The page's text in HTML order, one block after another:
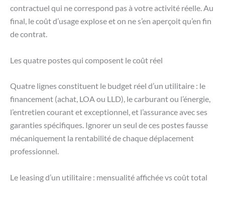
contractuel qui ne correspond pas à votre activité réelle. Au
final, le coût d’usage explose et on ne s’en aperçoit qu’en fin
de contrat.
Les quatre postes qui composent le coût réel
Quatre lignes constituent le budget réel d’un utilitaire : le
financement (achat, LOA ou LLD), le carburant ou l’énergie,
l’entretien courant et exceptionnel, et l’assurance avec ses
garanties spécifiques. Ignorer un seul de ces postes fausse
mécaniquement la rentabilité de chaque déplacement
professionnel.
Le leasing d’un utilitaire : mensualité affichée vs coût total